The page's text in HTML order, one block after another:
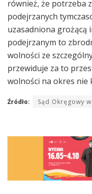
również, że potrzeba
podejrzanych
uzasadniona grożącą
podejrzanym to
wolności ze
przewiduje za to
wolności na okres nie
Źródło: Sąd Okręgowy